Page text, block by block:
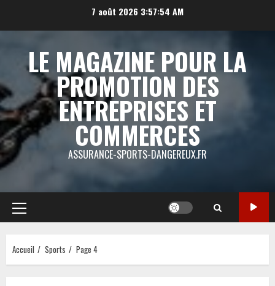
7 août 2026 3:57:55 AM
LE MAGAZINE POUR LA
PROMOTION DES
ENTREPRISES ET
COMMERCES
ASSURANCE-SPORTS-DANGEREUX.FR
Menu
principal
Accueil Sports Page 4